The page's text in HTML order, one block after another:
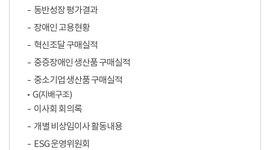
동반성장 평가결과
장애인 고용현황
혁신조달 구매실적
중증장애인 생산품 구매실적
중소기업 생산품 구매실적
G(지배구조)
이사회 회의록
개별 비상임이사 활동내용
ESG 운영위원회